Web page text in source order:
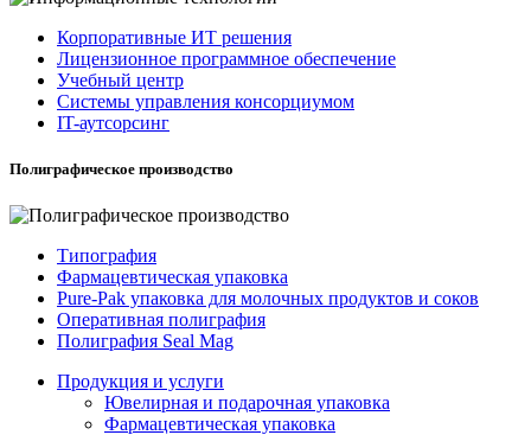
Корпоративные ИТ решения
Лицензионное программное обеспечение
Учебный центр
Системы управления консорциумом
IT-аутсорсинг
Полиграфическое производство
Типография
Фармацевтическая упаковка
Pure-Pak упаковка для молочных продуктов и соков
Оперативная полиграфия
Полиграфия Seal Mag
Продукция и услуги
Ювелирная и подарочная упаковка
Фармацевтическая упаковка